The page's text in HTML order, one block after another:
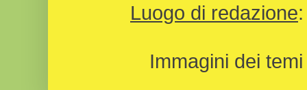
Luogo di redazione
Immagini dei